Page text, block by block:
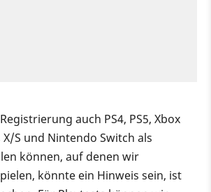
auch PS4, PS5, Xbox
X/S und Nintendo Switch als
können, auf denen wir
könnte ein Hinweis sein, ist